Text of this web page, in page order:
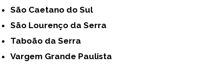
São Caetano do Sul
São Lourenço da Serra
Taboão da Serra
Vargem Grande Paulista